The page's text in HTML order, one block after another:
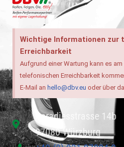
Wichtige Informationen zur
Erreichbarkeit
Aufgrund einer Wartung kann es
telefonischen Erreichbarkeit
E-Mail an hello@dbv.eu oder über
Paradiesstrasse 14b
97080 Würzburg